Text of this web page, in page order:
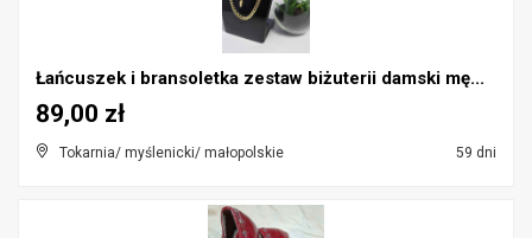
Łańcuszek i bransoletka zestaw biżuterii damski mę...
Tokarnia/ myślenicki/ małopolskie 59 dni
89,00 zł